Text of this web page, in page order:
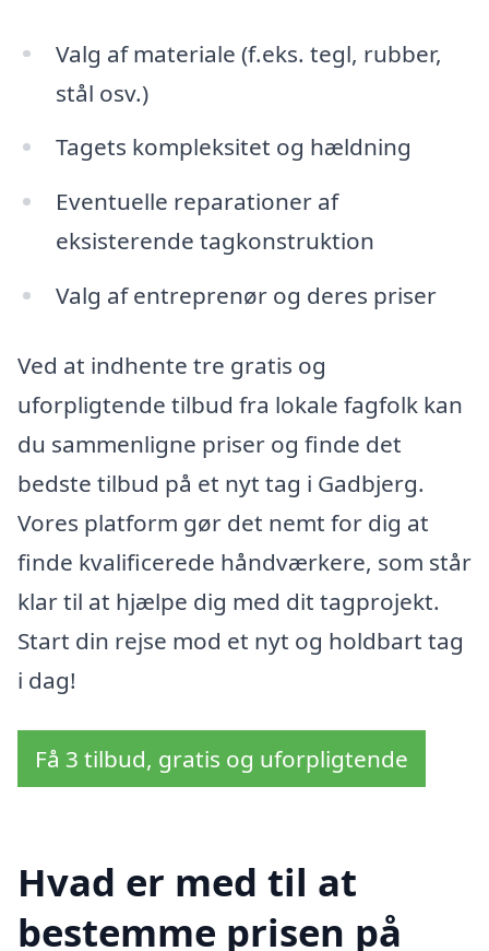
Valg af materiale (f.eks. tegl, rubber,
stål osv.)
Tagets kompleksitet og hældning
Eventuelle reparationer af
eksisterende tagkonstruktion
Valg af entreprenør og deres priser
Ved at indhente tre gratis og
uforpligtende tilbud fra lokale fagfolk kan
du sammenligne priser og finde det
bedste tilbud på et nyt tag i Gadbjerg.
Vores platform gør det nemt for dig at
finde kvalificerede håndværkere, som står
klar til at hjælpe dig med dit tagprojekt.
Start din rejse mod et nyt og holdbart tag
i dag!
Få 3 tilbud, gratis og uforpligtende
Hvad er med til at
bestemme prisen på